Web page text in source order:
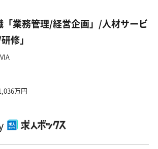
「業務管理/経営企画」/人材サービ
修」
万円